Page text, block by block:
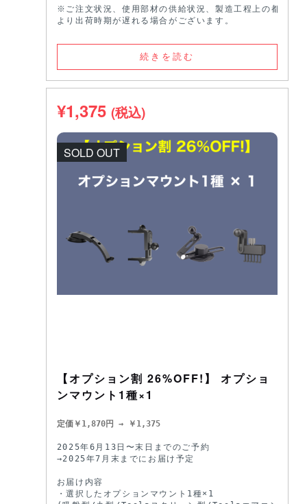
※ご注文状況、使用部材の供給状況、製造工程上の都合等
より出荷時期が遅れる場合がございます。
続きを読む
¥1,375 (税込)
SOLD OUT
【オプション割 26%OFF!】 オプショ
ンマウント1種×1
定価￥1,870円 → ￥1,375
2025年6月13日〜末日までのご予約
→2025年7月末までにお届け予定
お届け内容
・選択したオプションマウント1種×1